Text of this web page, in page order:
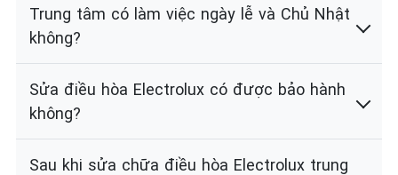
Trung tâm có làm việc ngày lễ và Chủ Nhật
không?
Sửa điều hòa Electrolux có được bảo hành
không?
Sau khi sửa chữa điều hòa Electrolux trung